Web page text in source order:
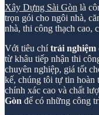
Xây Dựng Sài Gòn là
trọn gói cho ngôi nhà,
nhà, thi công thạch cao,
Với tiêu chítrải nghiệm
từ khâu tiếp nhận thi
chuyên nghiệp, giá tốt
kế, chúng tôi tự tin hoàn
chính xác cao và chất
Gòn để có những công